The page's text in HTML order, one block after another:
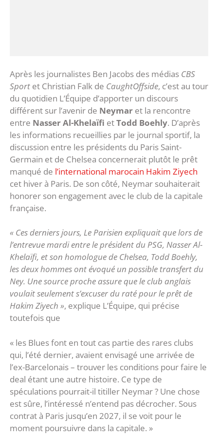
Après les journalistes Ben Jacobs des médias CBS
Sport et Christian Falk de CaughtOffside, c’est au tour
du quotidien L’Équipe d’apporter un discours
différent sur l’avenir de Neymar et la rencontre
entre Nasser Al-Khelaïfi etTodd Boehly. D’après
les informations recueillies par le journal sportif, la
discussion entre les présidents du Paris Saint-
Germain et de Chelsea concernerait plutôt le prêt
manqué de l’international marocain Hakim Ziyech
cet hiver à Paris. De son côté, Neymar souhaiterait
honorer son engagement avec le club de la capitale
française.
« Ces derniers jours, Le Parisien expliquait que lors de
l’entrevue mardi entre le président du PSG, Nasser Al-
Khelaïfi, et son homologue de Chelsea, Todd Boehly,
les deux hommes ont évoqué un possible transfert du
Ney. Une source proche assure que le club anglais
voulait seulement s’excuser du raté pour le prêt de
Hakim Ziyech », explique L’Équipe, qui précise
toutefois que
« les Blues font en tout cas partie des rares clubs
qui, l’été dernier, avaient envisagé une arrivée de
l’ex-Barcelonais – trouver les conditions pour faire le
deal étant une autre histoire. Ce type de
spéculations pourrait-il titiller Neymar ? Une chose
est sûre, l’intéressé n’entend pas décrocher. Sous
contrat à Paris jusqu’en 2027, il se voit pour le
moment poursuivre dans la capitale. »